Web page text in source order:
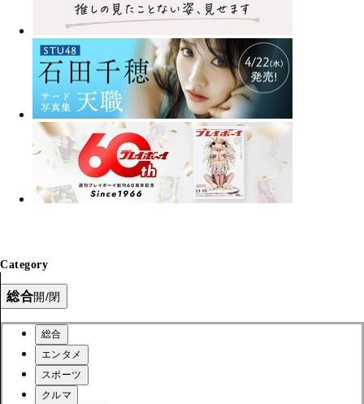
Category
総合開/閉
総合
エンタメ
スポーツ
クルマ